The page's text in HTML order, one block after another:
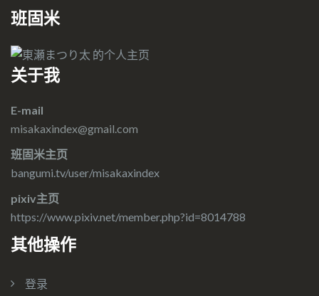
班固米
关于我
E-mail
misakaxindex@gmail.com
班固米主页
bangumi.tv/user/misakaxindex
pixiv主页
https://www.pixiv.net/member.php?id=8014788
其他操作
登录